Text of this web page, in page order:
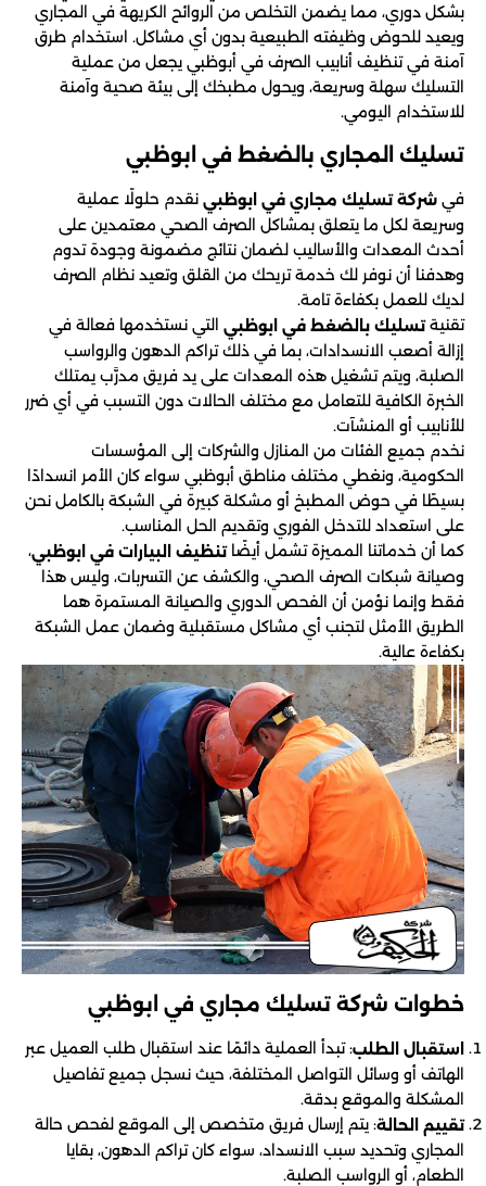
بشكل دوري، مما يضمن التخلص من الروائح الكريهة في المجاري
ويعيد للحوض وظيفته الطبيعية بدون أي مشاكل. استخدام طرق
آمنة في تنظيف أنابيب الصرف في أبوظبي يجعل من عملية
التسليك سهلة وسريعة، ويحول مطبخك إلى بيئة صحية وآمنة
للاستخدام اليومي.
تسليك المجاري بالضغط في ابوظبي
في شركة تسليك مجاري في ابوظبي نقدم حلولًا عملية
وسريعة لكل ما يتعلق بمشاكل الصرف الصحي معتمدين على
أحدث المعدات والأساليب لضمان نتائج مضمونة وجودة تدوم
وهدفنا أن نوفر لك خدمة تريحك من القلق وتعيد نظام الصرف
لديك للعمل بكفاءة تامة.
تقنيةتسليك بالضغط في ابوظبي التي نستخدمها فعالة في
إزالة أصعب الانسدادات، بما في ذلك تراكم الدهون والرواسب
الصلبة، ويتم تشغيل هذه المعدات على يد فريق مدرَّب يمتلك
الخبرة الكافية للتعامل مع مختلف الحالات دون التسبب في أي ضرر
للأنابيب أو المنشآت.
نخدم جميع الفئات من المنازل والشركات إلى المؤسسات
الحكومية، ونغطي مختلف مناطق أبوظبي سواء كان الأمر انسدادًا
بسيطًا في حوض المطبخ أو مشكلة كبيرة في الشبكة بالكامل نحن
على استعداد للتدخل الفوري وتقديم الحل المناسب.
كما أن خدماتنا المميزة تشمل أيضًاتنظيف البيارات في ابوظبي،
وصيانة شبكات الصرف الصحي، والكشف عن التسربات، وليس هذا
فقط وإنما نؤمن أن الفحص الدوري والصيانة المستمرة هما
الطريق الأمثل لتجنب أي مشاكل مستقبلية وضمان عمل الشبكة
بكفاءة عالية.
خطوات شركة تسليك مجاري في ابوظبي
استقبال الطلب: تبدأ العملية دائمًا عند استقبال طلب العميل عبر
الهاتف أو وسائل التواصل المختلفة، حيث نسجل جميع تفاصيل
المشكلة والموقع بدقة.
تقييم الحالة: يتم إرسال فريق متخصص إلى الموقع لفحص حالة
المجاري وتحديد سبب الانسداد، سواء كان تراكم الدهون، بقايا
الطعام، أو الرواسب الصلبة.